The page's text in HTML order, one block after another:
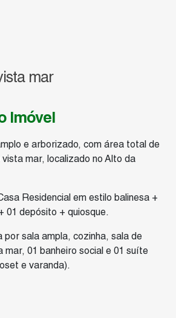
mar
Imóvel
e arborizado, com área total de
mar, localizado no Alto da
Residencial em estilo balinesa +
01 depósito + quiosque.
por sala ampla, cozinha, sala de
mar, 01 banheiro social e 01 suíte
e varanda).
sala, cozinha e varanda (usado